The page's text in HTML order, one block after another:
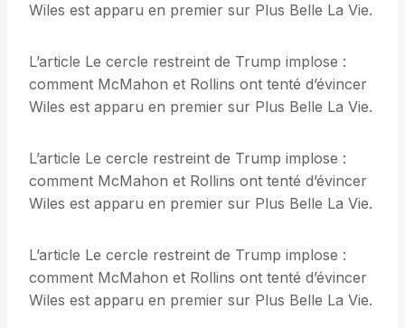
Wiles est apparu en premier sur Plus Belle La Vie.
L’article Le cercle restreint de Trump implose :
comment McMahon et Rollins ont tenté d’évincer
Wiles est apparu en premier sur Plus Belle La Vie.
L’article Le cercle restreint de Trump implose :
comment McMahon et Rollins ont tenté d’évincer
Wiles est apparu en premier sur Plus Belle La Vie.
L’article Le cercle restreint de Trump implose :
comment McMahon et Rollins ont tenté d’évincer
Wiles est apparu en premier sur Plus Belle La Vie.